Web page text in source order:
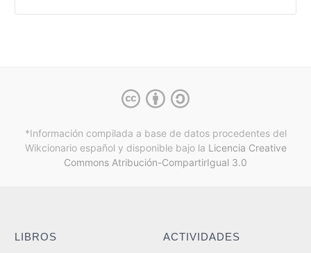
*Información compilada a base de datos procedentes del
Wikcionario español y disponible bajo la Licencia Creative
Commons Atribución-CompartirIgual 3.0
LIBROS ACTIVIDADES